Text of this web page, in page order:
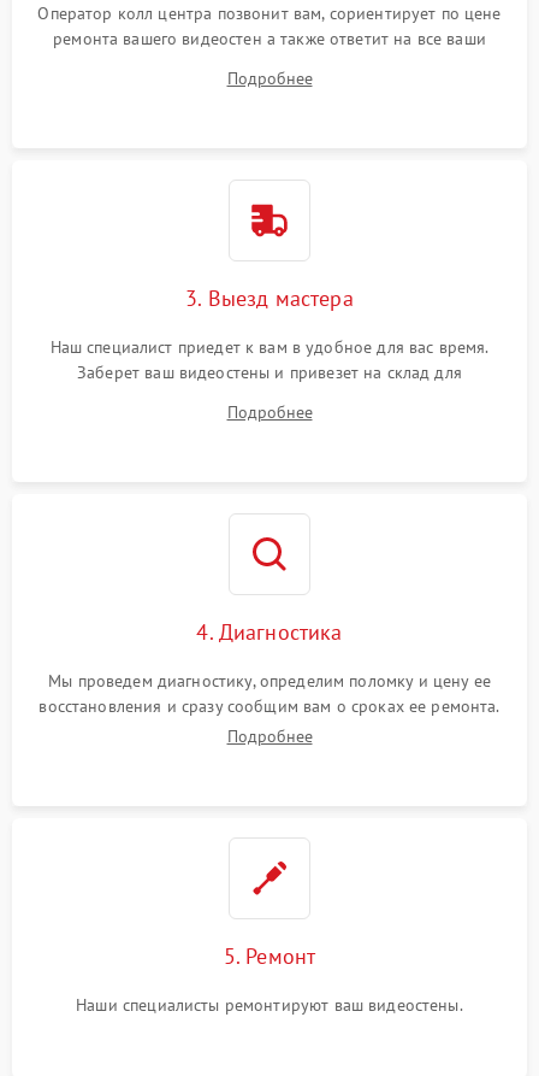
Оператор колл центра позвонит вам, сориентирует по цене
ремонта вашего видеостен а также ответит на все ваши
Подробнее
3. Выезд мастера
Наш специалист приедет к вам в удобное для вас время.
Заберет ваш видеостены и привезет на склад для
Подробнее
4. Диагностика
Мы проведем диагностику, определим поломку и цену ее
восстановления и сразу сообщим вам о сроках ее ремонта.
Подробнее
5. Ремонт
Наши специалисты ремонтируют ваш видеостены.